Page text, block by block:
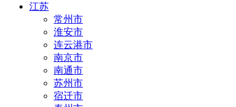
江苏
常州市
淮安市
连云港市
南京市
南通市
苏州市
宿迁市